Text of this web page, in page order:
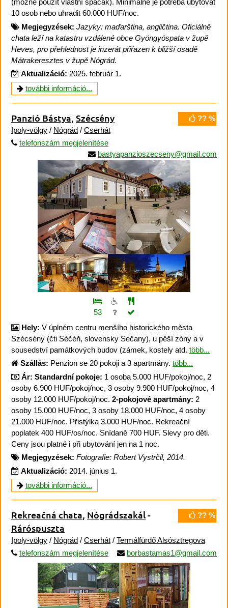
(možné použít vlastní spacák). Minimálně je potřeba ubytovat
10 osob nebo uhradit 60.000 HUF/noc.
Megjegyzések: Jazyky: maďarština, angličtina. Oficiálně
chata leží na katastru vzdálené obce Gyöngyöspata v župě
Heves, pro přehlednost je inzerát přiřazen k bližší osadě
Mátrakeresztes v župě Nógrád.
Aktualizáció: 2025. február 1.
további információ...
?? %
Panzió Bástya, Szécsény
Ipoly-völgy / Nógrád / Cserhát
telefonszám megjelenítése
bastyapanzioszecseny@gmail.com
53
Hely: V úplném centru menšího historického města
Szécsény (čti Séčéň, slovensky Sečany), u pěší zóny a v
sousedství památkových budov (zámek, kostely atd. több...
Szállás: Penzion se 20 pokoji a 3 apartmány. több...
Ár: Standardní pokoje: 1 osoba 5.000 HUF/pokoj/noc, 2
osoby 6.900 HUF/pokoj/noc, 3 osoby 9.900 HUF/pokoj/noc, 4
osoby 12.000 HUF/pokoj/noc. 2-pokojové apartmány: 2
osoby 15.000 HUF/noc, 3 osoby 18.000 HUF/noc, 4 osoby
21.000 HUF/noc. Přistýlka 3.000 HUF/noc. Rekreační
poplatek 400 HUF/os/noc. Snídaně 700 HUF. Slevy pro děti.
Ceny jsou platné i při ubytování jen na 1 noc.
Megjegyzések: Fotografie: Robert Vystrčil, 2014.
Aktualizáció: 2014. június 1.
további információ...
?? %
Rekreačná chata, Nógrádszakál-
Ráróspuszta
Ipoly-völgy / Nógrád / Cserhát / Termálfürdő Alsósztregova
telefonszám megjelenítése
borbastamas1@gmail.com